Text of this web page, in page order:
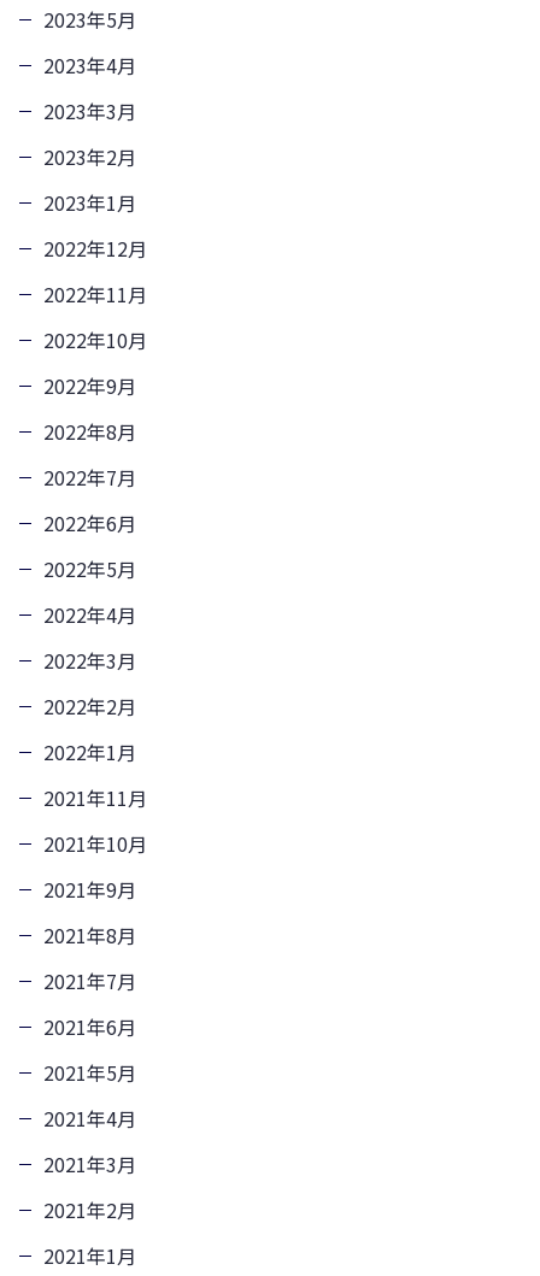
2023年5月
2023年4月
2023年3月
2023年2月
2023年1月
2022年12月
2022年11月
2022年10月
2022年9月
2022年8月
2022年7月
2022年6月
2022年5月
2022年4月
2022年3月
2022年2月
2022年1月
2021年11月
2021年10月
2021年9月
2021年8月
2021年7月
2021年6月
2021年5月
2021年4月
2021年3月
2021年2月
2021年1月